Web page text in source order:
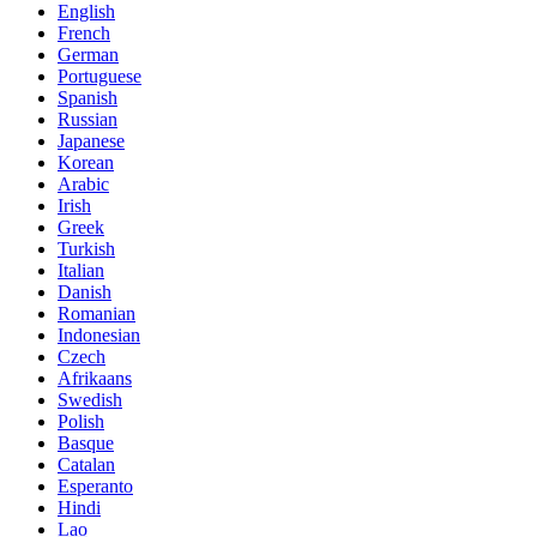
English
French
German
Portuguese
Spanish
Russian
Japanese
Korean
Arabic
Irish
Greek
Turkish
Italian
Danish
Romanian
Indonesian
Czech
Afrikaans
Swedish
Polish
Basque
Catalan
Esperanto
Hindi
Lao